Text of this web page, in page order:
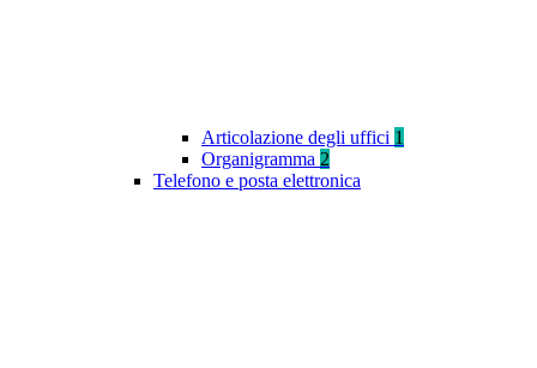
Articolazione degli uffici 1
Organigramma 2
Telefono e posta elettronica